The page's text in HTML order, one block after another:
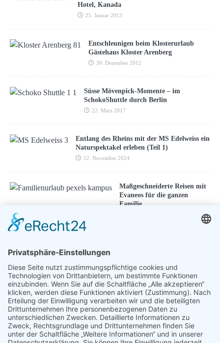
Hotel, Kanada
25. Januar 2013
Entschleunigen beim Klosterurlaub
Gästehaus Kloster Arenberg
30. Dezember 2012
Süsse Mövenpick-Momente – im
SchokoShuttle durch Berlin
22. März 2017
Entlang des Rheins mit der MS Edelweiss ein
Naturspektakel erleben (Teil 1)
12. November 2024
Maßgeschneiderte Reisen mit
Evaneos für die ganzen
Familie
Urlaub zum Bestpreis